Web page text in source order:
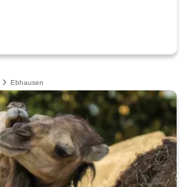
Ebhausen